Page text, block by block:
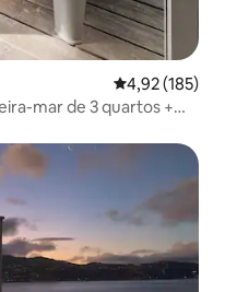
4,92 de uma
4,92 (185)
mar de 3 quartos +